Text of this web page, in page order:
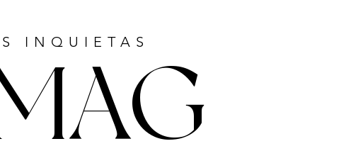
INQUIETAS